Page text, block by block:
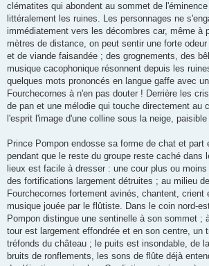
clématites qui abondent au sommet de
littéralement les ruines. Les personnages ne
immédiatement vers les décombres car, même à
mètres de distance, on peut sentir une forte
et de viande faisandée ; des grognements, des
musique cacophonique résonnent depuis les
quelques mots prononcés en langue gaffe avec
Fourchecornes à n'en pas douter ! Derrière les
de pan et une mélodie qui touche directement au
l'esprit l'image d'une colline sous la neige,
Prince Pompon endosse sa forme de chat et part
pendant que le reste du groupe reste caché dans
lieux est facile à dresser : une cour plus ou
des fortifications largement détruites ; au milieu
Fourchecornes fortement avinés, chantent, crient
musique jouée par le flûtiste. Dans le coin nord-
Pompon distingue une sentinelle à son sommet ;
tour est largement effondrée et en son centre, un
tréfonds du château ; le puits est insondable, de
bruits de ronflements, les sons de flûte déjà